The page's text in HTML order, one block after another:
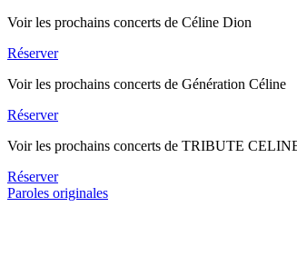
Voir les prochains concerts de Céline Dion
Réserver
Voir les prochains concerts de Génération Céline
Réserver
Voir les prochains concerts de TRIBUTE
Réserver
Paroles originales